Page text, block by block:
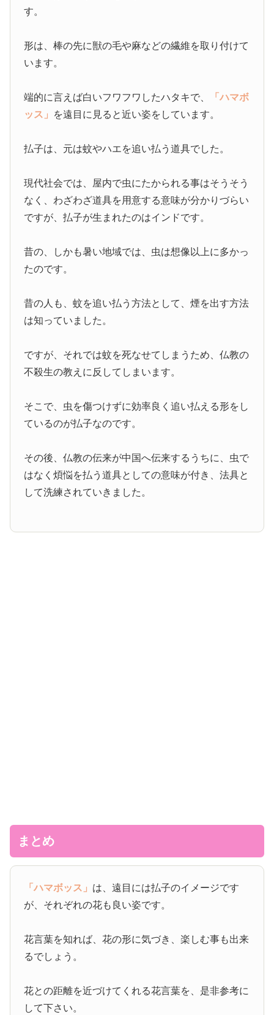
す。
形は、棒の先に獣の毛や麻などの繊維を取り付けて
います。
端的に言えば白いフワフワしたハタキで、
「ハマボ
ッス」 を遠目に見ると近い姿をしています。
払子は、元は蚊やハエを追い払う道具でした。
現代社会では、屋内で虫にたかられる事はそうそう
なく、わざわざ道具を用意する意味が分かりづらい
ですが、払子が生まれたのはインドです。
昔の、しかも暑い地域では、虫は想像以上に多かっ
たのです。
昔の人も、蚊を追い払う方法として、煙を出す方法
は知っていました。
ですが、それでは蚊を死なせてしまうため、仏教の
不殺生の教えに反してしまいます。
そこで、虫を傷つけずに効率良く追い払える形をし
ているのが払子なのです。
その後、仏教の伝来が中国へ伝来するうちに、虫で
はなく煩悩を払う道具としての意味が付き、法具と
して洗練されていきました。
まとめ
「ハマボッス」 は、遠目には払子のイメージです
が、それぞれの花も良い姿です。
花言葉を知れば、花の形に気づき、楽しむ事も出来
るでしょう。
花との距離を近づけてくれる花言葉を、是非参考に
して下さい。